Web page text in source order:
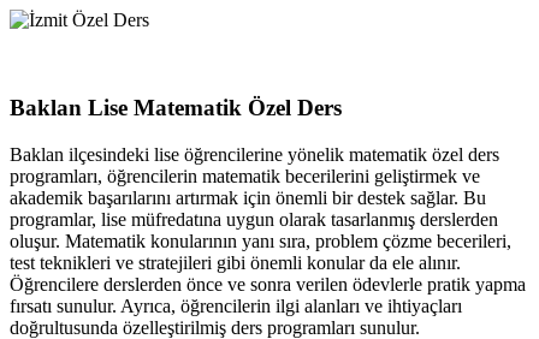
Baklan Lise Matematik Özel Ders
Baklan ilçesindeki lise öğrencilerine yönelik matematik özel ders
programları, öğrencilerin matematik becerilerini geliştirmek ve
akademik başarılarını artırmak için önemli bir destek sağlar. Bu
programlar, lise müfredatına uygun olarak tasarlanmış derslerden
oluşur. Matematik konularının yanı sıra, problem çözme becerileri,
test teknikleri ve stratejileri gibi önemli konular da ele alınır.
Öğrencilere derslerden önce ve sonra verilen ödevlerle pratik yapma
fırsatı sunulur. Ayrıca, öğrencilerin ilgi alanları ve ihtiyaçları
doğrultusunda özelleştirilmiş ders programları sunulur.